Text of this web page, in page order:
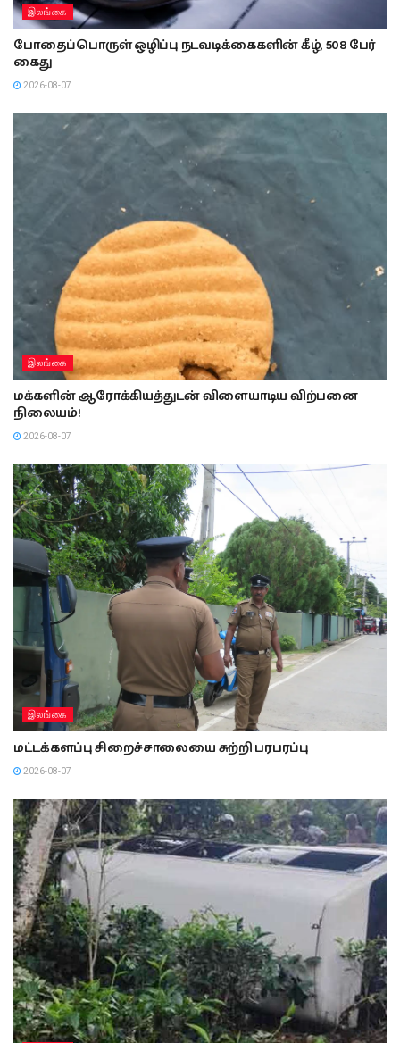
இலங்கை
போதைப்பொருள் ஒழிப்பு நடவடிக்கைகளின் கீழ், 508 பேர்
கைது
2026-08-07
இலங்கை
மக்களின் ஆரோக்கியத்துடன் விளையாடிய விற்பனை
நிலையம்!
2026-08-07
இலங்கை
மட்டக்களப்பு சிறைச்சாலையை சுற்றி பரபரப்பு
2026-08-07